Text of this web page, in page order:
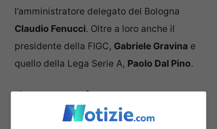
l’amministratore delegato del Bologna
Claudio Fenucci. Oltre a loro anche il
presidente della FIGC, Gabriele Gravina e
quello della Lega Serie A, Paolo Dal Pino.
Juventus, incontro a casa
Agnelli: svelato nuovo